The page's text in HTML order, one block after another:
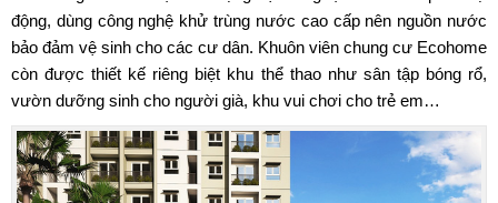
động, dùng công nghệ khử trùng nước cao cấp nên nguồn nước
bảo đảm vệ sinh cho các cư dân. Khuôn viên chung cư Ecohome
còn được thiết kế riêng biệt khu thể thao như sân tập bóng rổ,
vườn dưỡng sinh cho người già, khu vui chơi cho trẻ em…